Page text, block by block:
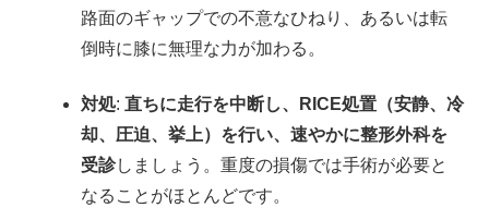
路面のギャップでの不意なひねり、あるいは転
倒時に膝に無理な力が加わる。
対処:直ちに走行を中断し、RICE処置（安静、冷
却、圧迫、挙上）を行い、速やかに整形外科を
受診しましょう。重度の損傷では手術が必要と
なることがほとんどです。